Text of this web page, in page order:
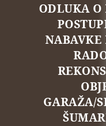
ODLUKA O
GARAŽA/